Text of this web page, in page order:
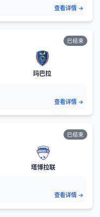
查看详情→
已结束
玛巴拉
查看详情→
已结束
塔博拉联
查看详情→